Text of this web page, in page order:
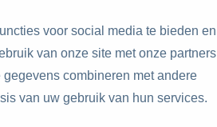
voor social media te bieden en
van onze site met onze partners
combineren met andere
van uw gebruik van hun services.